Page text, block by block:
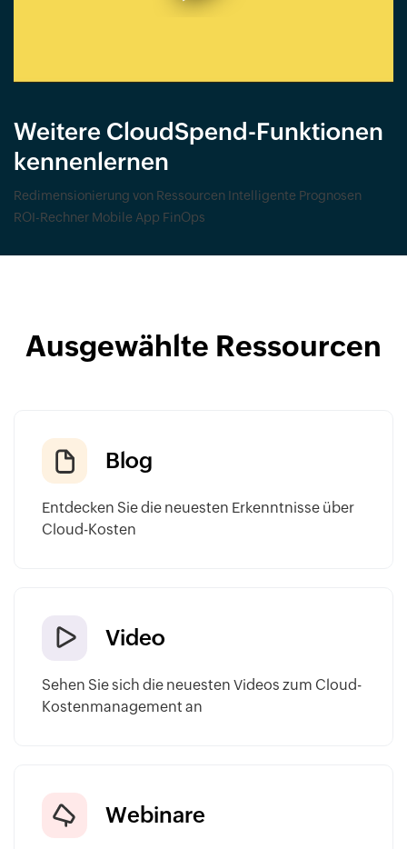
Weitere CloudSpend-Funktionen
kennenlernen
Redimensionierung von Ressourcen Intelligente Prognosen
ROI-Rechner Mobile App FinOps
Ausgewählte Ressourcen
Blog
Entdecken Sie die neuesten Erkenntnisse über
Cloud-Kosten
Video
Sehen Sie sich die neuesten Videos zum Cloud-
Kostenmanagement an
Webinare